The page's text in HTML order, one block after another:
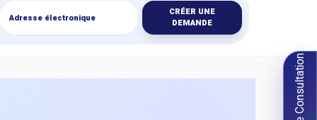
CRÉER UNE
DEMANDE